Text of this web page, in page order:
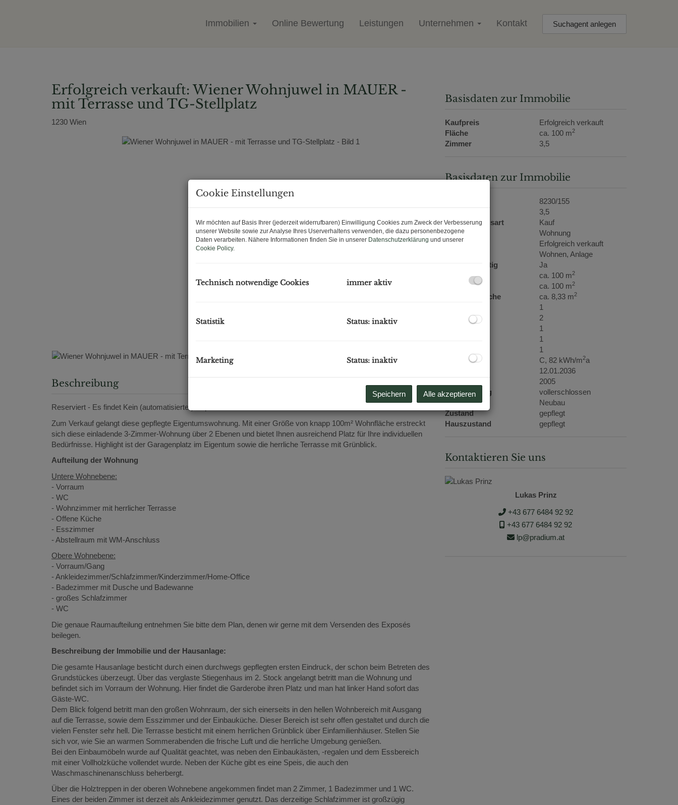
Immobilien Online Bewertung Leistungen Unternehmen Kontakt Suchagent anlegen
Erfolgreich verkauft: Wiener Wohnjuwel in MAUER -
mit Terrasse und TG-Stellplatz
1230 Wien
Beschreibung
Reserviert - Es findet Kein (automatisierter) Exposé-Versand statt.
Zum Verkauf gelangt diese gepflegte Eigentumswohnung. Mit einer Größe von knapp 100m² Wohnfläche erstreckt
sich diese einladende 3-Zimmer-Wohnung über 2 Ebenen und bietet Ihnen ausreichend Platz für Ihre individuellen
Bedürfnisse. Highlight ist der Garagenplatz im Eigentum sowie die herrliche Terrasse mit Grünblick.
Aufteilung der Wohnung
Untere Wohnebene:
- Vorraum
- WC
- Wohnzimmer mit herrlicher Terrasse
- Offene Küche
- Esszimmer
- Abstellraum mit WM-Anschluss
Obere Wohnebene:
- Vorraum/Gang
- Ankleidezimmer/Schlafzimmer/Kinderzimmer/Home-Office
- Badezimmer mit Dusche und Badewanne
- großes Schlafzimmer
- WC
Die genaue Raumaufteilung entnehmen Sie bitte dem Plan, denen wir gerne mit dem Versenden des Exposés
beilegen.
Beschreibung der Immobilie und der Hausanlage:
Die gesamte Hausanlage besticht durch einen durchwegs gepflegten ersten Eindruck, der schon beim Betreten des
Grundstückes überzeugt. Über das verglaste Stiegenhaus im 2. Stock angelangt betritt man die Wohnung und
befindet sich im Vorraum der Wohnung. Hier findet die Garderobe ihren Platz und man hat linker Hand sofort das
Gäste-WC.
Dem Blick folgend betritt man den großen Wohnraum, der sich einerseits in den hellen Wohnbereich mit Ausgang
auf die Terrasse, sowie dem Esszimmer und der Einbauküche. Dieser Bereich ist sehr offen gestaltet und durch die
vielen Fenster sehr hell. Die Terrasse besticht mit einem herrlichen Grünblick über Einfamilienhäuser. Stellen Sie
sich vor, wie Sie an warmen Sommerabenden die frische Luft und die herrliche Umgebung genießen.
Bei den Einbaumöbeln wurde auf Qualität geachtet, was neben den Einbaukästen, -regalen und dem Essbereich
mit einer Vollholzküche vollendet wurde. Neben der Küche gibt es eine Speis, die auch den
Waschmaschinenanschluss beherbergt.
Über die Holztreppen in der oberen Wohnebene angekommen findet man 2 Zimmer, 1 Badezimmer und 1 WC.
Eines der beiden Zimmer ist derzeit als Ankleidezimmer genutzt. Das derzeitige Schlafzimmer ist großzügig
Basisdaten zur Immobilie
Kaufpreis
Erfolgreich verkauft
Fläche
ca. 100 m2
Zimmer 3,5
Basisdaten zur Immobilie
8230/155
3,5
Vermarktungsart
Kauf
Objektart
Wohnung
Kaufpreis
Erfolgreich verkauft
Wohnen Anlage
Schlüsselfertig
Ja
ca. 100 m2
Wohnfläche ca. 100 m2
Terrassenfläche ca. 8,33 m2
1
2
1
1
1
C, 82 kWh/m2a
12.01.2036
2005
Erschließung
vollerschlossen
Bauart
Neubau
Zustand
gepflegt
Hauszustand
gepflegt
Kontaktieren Sie uns
Lukas Prinz
+43 677 6484 92 92
+43 677 6484 92 92
lp@pradium.at
Cookie Einstellungen
Wir möchten auf Basis Ihrer (jederzeit widerrufbaren) Einwilligung Cookies zum Zweck der Verbesserung
unserer Website sowie zur Analyse Ihres Userverhaltens verwenden, die dazu personenbezogene
Daten verarbeiten. Nähere Informationen finden Sie in unserer Datenschutzerklärung und unserer
Cookie Policy.
Technisch notwendige Cookies immer aktiv
Statistik Status: inaktiv
Marketing Status: inaktiv
Speichern Alle akzeptieren